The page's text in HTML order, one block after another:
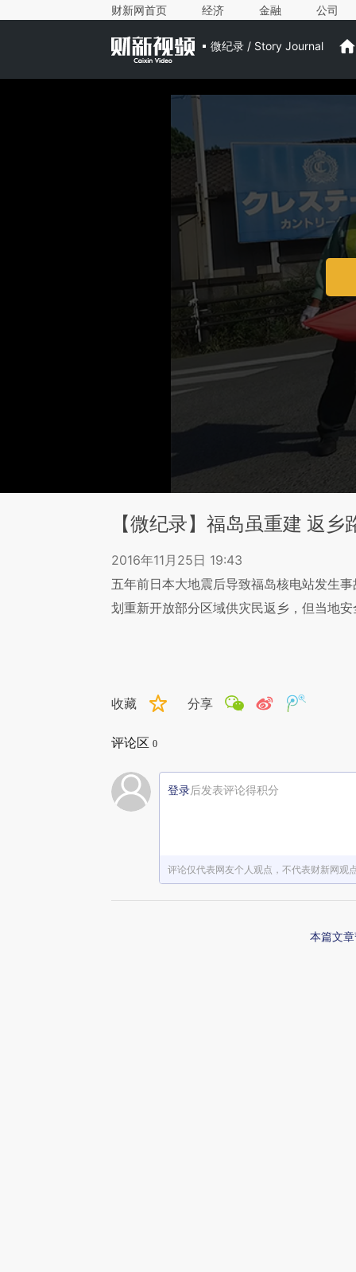
财新网首页 经济 金融 公司
微纪录 / Story Journal
【微纪录】福岛虽重建 返乡
2016年11月25日 19:43
五年前日本大地震后导致福岛核电站发生
划重新开放部分区域供灾民返乡，但当地
收藏 分享
评论区 0
登录后发表评论得积分
评论仅代表网友个人观点，不代表财新网观
本篇文